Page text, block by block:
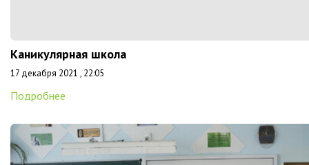
Каникулярная школа
17 декабря 2021 , 22:05
Подробнее